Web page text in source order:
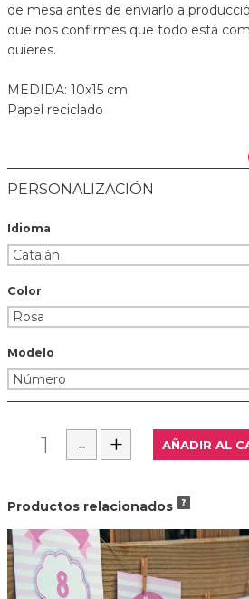
de mesa antes de enviarlo a
que nos confirmes que todo está
quieres.
MEDIDA: 10x15 cm
Papel reciclado
PERSONALIZACIÓN
Idioma
Color
Modelo
Productos relacionados